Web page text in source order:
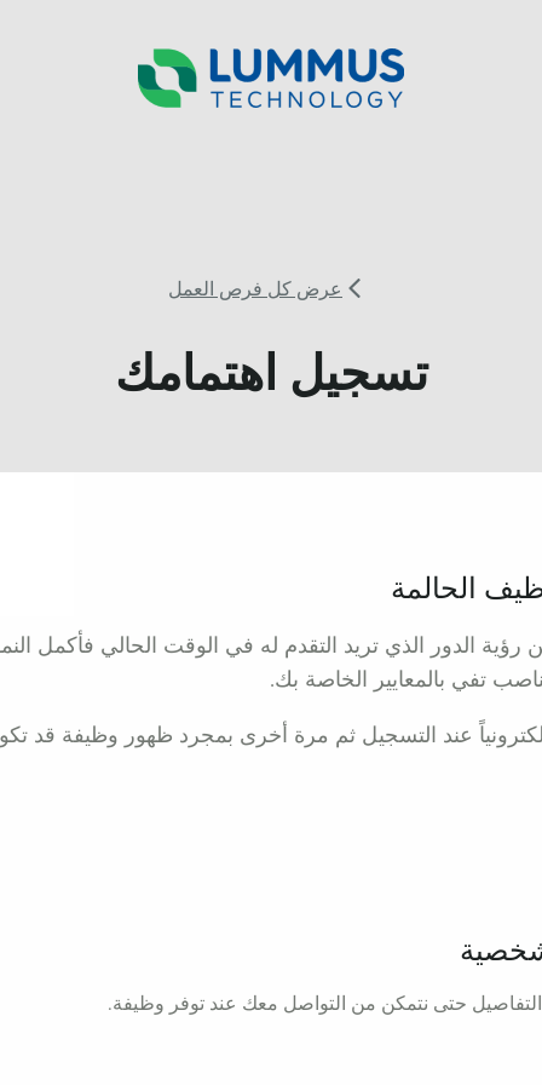
عرض كل فرص العمل
تسجيل اهتمامك
الحالمة
الدور الذي تريد التقدم له في الوقت الحالي فأكمل
تفي بالمعايير الخاصة بك.
عند التسجيل ثم مرة أخرى بمجرد ظهور وظيفة قد
حتى نتمكن من التواصل معك عند توفر وظيفة.